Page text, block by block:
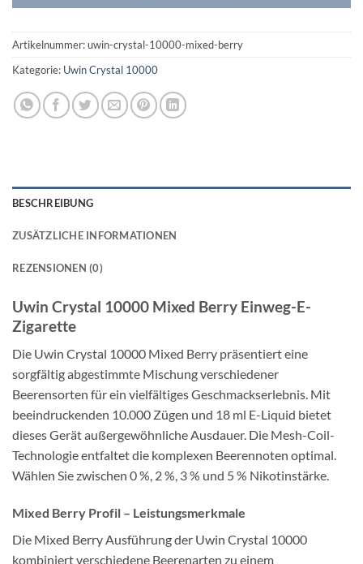
Artikelnummer:uwin-crystal-10000-mixed-berry
Kategorie: Uwin Crystal 10000
BESCHREIBUNG
ZUSÄTZLICHE INFORMATIONEN
REZENSIONEN (0)
Uwin Crystal 10000 Mixed Berry Einweg-E-
Zigarette
Die Uwin Crystal 10000 Mixed Berry präsentiert eine
sorgfältig abgestimmte Mischung verschiedener
Beerensorten für ein vielfältiges Geschmackserlebnis. Mit
beeindruckenden 10.000 Zügen und 18 ml E-Liquid bietet
dieses Gerät außergewöhnliche Ausdauer. Die Mesh-Coil-
Technologie entfaltet die komplexen Beerennoten optimal.
Wählen Sie zwischen 0 %, 2 %, 3 % und 5 % Nikotinstärke.
Mixed Berry Profil – Leistungsmerkmale
Die Mixed Berry Ausführung der Uwin Crystal 10000
kombiniert verschiedene Beerenarten zu einem